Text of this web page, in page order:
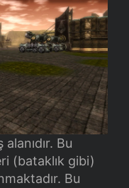
Bu
(bataklık gibi)
Bu